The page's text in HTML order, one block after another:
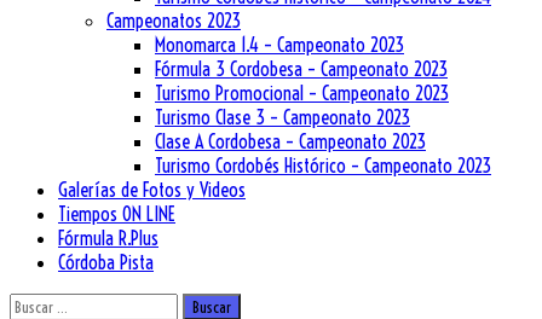
Campeonatos 2023
Monomarca 1.4 – Campeonato 2023
Fórmula 3 Cordobesa – Campeonato 2023
Turismo Promocional – Campeonato 2023
Turismo Clase 3 – Campeonato 2023
Clase A Cordobesa – Campeonato 2023
Turismo Cordobés Histórico – Campeonato 2023
Galerías de Fotos y Videos
Tiempos ON LINE
Fórmula R.Plus
Córdoba Pista
Buscar: